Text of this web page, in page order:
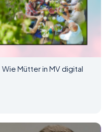
Mütter in MV digital